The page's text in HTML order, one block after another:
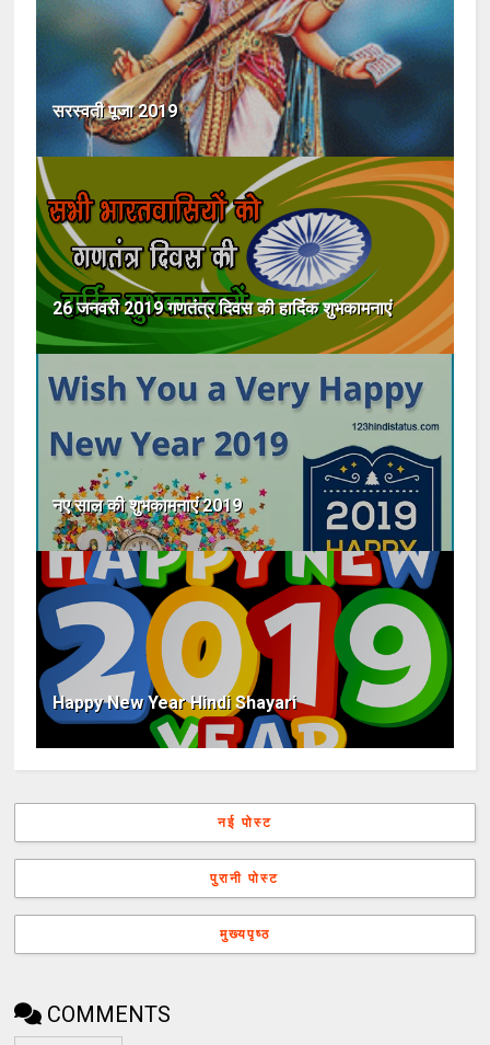
सरस्वती पूजा 2019
26 जनवरी 2019 गणतंत्र दिवस की हार्दिक शुभकामनाएं
नए साल की शुभकामनाएं 2019
Happy New Year Hindi Shayari
नई पोस्ट
पुरानी पोस्ट
मुख्यपृष्ठ
COMMENTS